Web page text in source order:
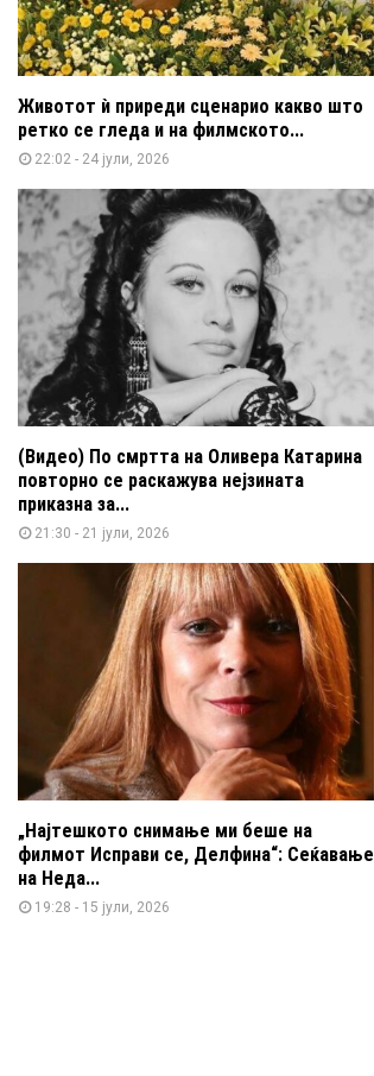
Животот ѝ приреди сценарио какво што
ретко се гледа и на филмското...
22:02 - 24 јули, 2026
(Видео) По смртта на Оливера Катарина
повторно се раскажува нејзината
приказна за...
21:30 - 21 јули, 2026
„Најтешкото снимање ми беше на
филмот Исправи се, Делфина“: Сеќавање
на Неда...
19:28 - 15 јули, 2026